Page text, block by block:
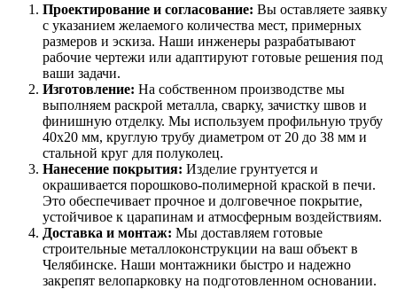
Проектирование и согласование: Вы оставляете заявку
с указанием желаемого количества мест, примерных
размеров и эскиза. Наши инженеры разрабатывают
рабочие чертежи или адаптируют готовые решения под
ваши задачи.
Изготовление: На собственном производстве мы
выполняем раскрой металла, сварку, зачистку швов и
финишную отделку. Мы используем профильную трубу
40x20 мм, круглую трубу диаметром от 20 до 38 мм и
стальной круг для полуколец.
Нанесение покрытия: Изделие грунтуется и
окрашивается порошково-полимерной краской в печи.
Это обеспечивает прочное и долговечное покрытие,
устойчивое к царапинам и атмосферным воздействиям.
Доставка и монтаж: Мы доставляем готовые
строительные металлоконструкции на ваш объект в
Челябинске. Наши монтажники быстро и надежно
закрепят велопарковку на подготовленном основании.